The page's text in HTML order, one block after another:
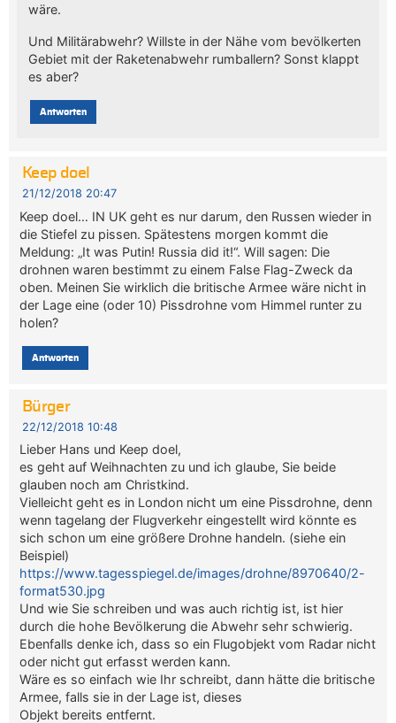
wäre.
Und Militärabwehr? Willste in der Nähe vom bevölkerten
Gebiet mit der Raketenabwehr rumballern? Sonst klappt
es aber?
Antworten
Keep doel
21/12/2018 20:47
Keep doel… IN UK geht es nur darum, den Russen wieder in
die Stiefel zu pissen. Spätestens morgen kommt die
Meldung: „It was Putin! Russia did it!“. Will sagen: Die
drohnen waren bestimmt zu einem False Flag-Zweck da
oben. Meinen Sie wirklich die britische Armee wäre nicht in
der Lage eine (oder 10) Pissdrohne vom Himmel runter zu
holen?
Antworten
Bürger
22/12/2018 10:48
Lieber Hans und Keep doel,
es geht auf Weihnachten zu und ich glaube, Sie beide
glauben noch am Christkind.
Vielleicht geht es in London nicht um eine Pissdrohne, denn
wenn tagelang der Flugverkehr eingestellt wird könnte es
sich schon um eine größere Drohne handeln. (siehe ein
Beispiel)
https://www.tagesspiegel.de/images/drohne/8970640/2-
format530.jpg
Und wie Sie schreiben und was auch richtig ist, ist hier
durch die hohe Bevölkerung die Abwehr sehr schwierig.
Ebenfalls denke ich, dass so ein Flugobjekt vom Radar nicht
oder nicht gut erfasst werden kann.
Wäre es so einfach wie Ihr schreibt, dann hätte die britische
Armee, falls sie in der Lage ist, dieses
Objekt bereits entfernt.